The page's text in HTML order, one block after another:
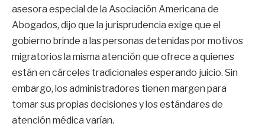
asesora especial de la Asociación Americana de
Abogados, dijo que la jurisprudencia exige que el
gobierno brinde a las personas detenidas por motivos
migratorios la misma atención que ofrece a quienes
están en cárceles tradicionales esperando juicio. Sin
embargo, los administradores tienen margen para
tomar sus propias decisiones y los estándares de
atención médica varían.